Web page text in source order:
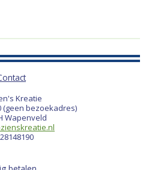
Kreatie
(geen bezoekadres)
Wapenveld